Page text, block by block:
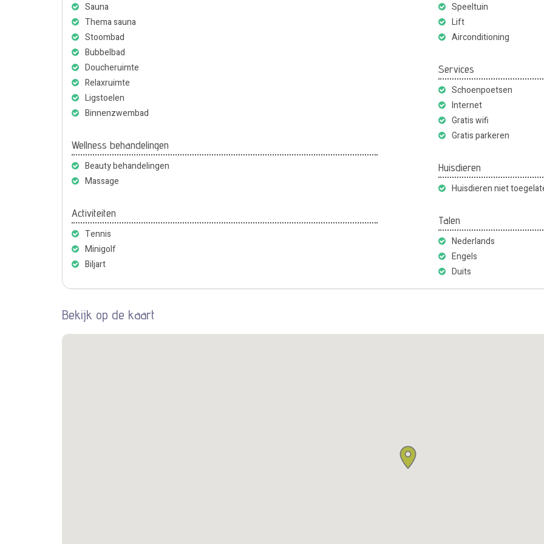
Sauna
Thema sauna
Stoombad
Bubbelbad
Doucheruimte
Relaxruimte
Ligstoelen
Binnenzwembad
Wellness behandelingen
Beauty behandelingen
Massage
Activiteiten
Tennis
Minigolf
Biljart
Speeltuin
Lift
Airconditioning
Services
Schoenpoetsen
Internet
Gratis wifi
Gratis parkeren
Huisdieren
Huisdieren niet
Talen
Nederlands
Engels
Duits
Bekijk op de kaart